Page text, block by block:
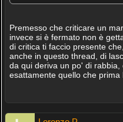
Premesso che criticare un
invece si è fermato non è
di critica ti faccio presente
anche in questo thread, di
da qui deriva un po' di rabbia,
esattamente quello che prima